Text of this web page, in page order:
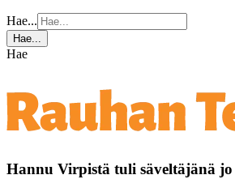
Hae...
Hae...
Hae
Hannu Virpistä tuli säveltäjänä jo